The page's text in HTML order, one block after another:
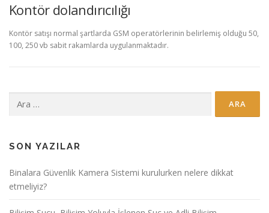
Kontör dolandırıcılığı
Kontör satışı normal şartlarda GSM operatörlerinin belirlemiş olduğu 50,
100, 250 vb sabit rakamlarda uygulanmaktadır.
SON YAZILAR
Binalara Güvenlik Kamera Sistemi kurulurken nelere dikkat
etmeliyiz?